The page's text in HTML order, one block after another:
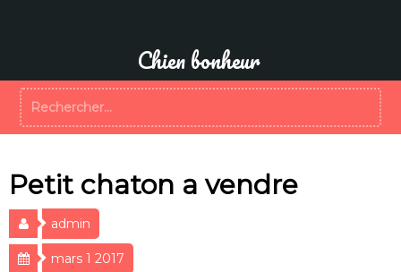
Chien bonheur
Petit chaton a vendre
admin
mars 1 2017
Rechercher :